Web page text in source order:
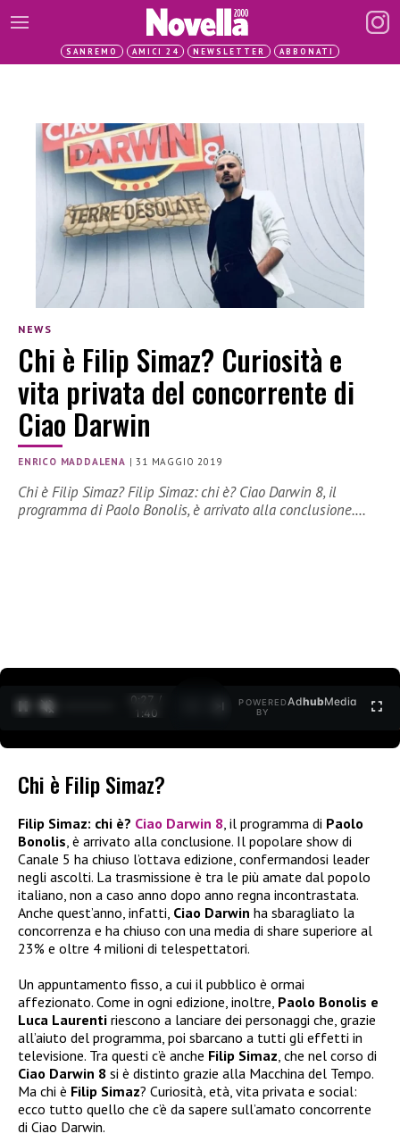
SANREMO AMICI 24 NEWSLETTER ABBONATI
NEWS
Chi è Filip Simaz? Curiosità e
vita privata del concorrente di
Ciao Darwin
ENRICO MADDALENA |31 MAGGIO 2019
Chi è Filip Simaz? Filip Simaz: chi è? Ciao Darwin 8, il
programma di Paolo Bonolis, è arrivato alla conclusione.…
0:28 /
1:40
POWERED
BY
AdhubMedia
Chi è Filip Simaz?
Filip Simaz: chi è? Ciao Darwin 8, il programma di Paolo
Bonolis, è arrivato alla conclusione. Il popolare show di
Canale 5 ha chiuso l’ottava edizione, confermandosi leader
negli ascolti. La trasmissione è tra le più amate dal popolo
italiano, non a caso anno dopo anno regna incontrastata.
Anche quest’anno, infatti, Ciao Darwin ha sbaragliato la
concorrenza e ha chiuso con una media di share superiore al
23% e oltre 4 milioni di telespettatori.
Un appuntamento fisso, a cui il pubblico è ormai
affezionato. Come in ogni edizione, inoltre, Paolo Bonolis e
Luca Laurenti riescono a lanciare dei personaggi che, grazie
all’aiuto del programma, poi sbarcano a tutti gli effetti in
televisione. Tra questi c’è anche Filip Simaz, che nel corso di
Ciao Darwin 8 si è distinto grazie alla Macchina del Tempo.
Ma chi è Filip Simaz? Curiosità, età, vita privata e social:
ecco tutto quello che c’è da sapere sull’amato concorrente
di Ciao Darwin.